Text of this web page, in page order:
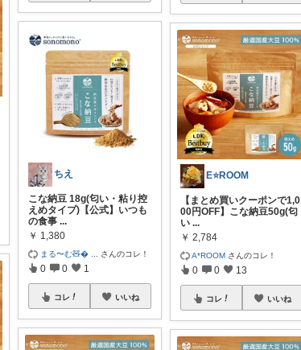
ちえ
こな納豆 18g(匂い・粘り控
えめタイプ)【公式】いつも
の食事 ...
￥ 1,380
まる〜む🧸 さんのコレ！
0 0 1
コレ いいね
E⭐ROOM
【まとめ買いクーポンで1,0
00円OFF】こな納豆50g(匂
い ...
￥ 2,784
A*ROOM さんのコレ！
0 0 13
コレ いいね